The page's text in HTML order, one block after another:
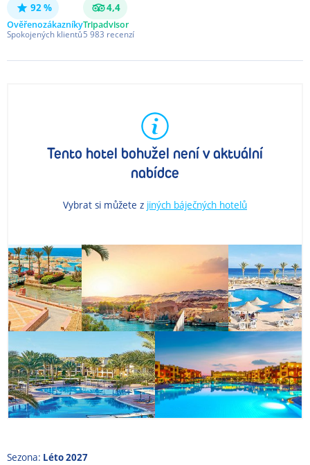
92 %
Ověřenozákazníky
Spokojených klientů
4,4
Tripadvisor
5 983 recenzí
Tento hotel bohužel není v aktuální
nabídce
Vybrat si můžete z jiných báječných hotelů
Sezona: Léto 2027